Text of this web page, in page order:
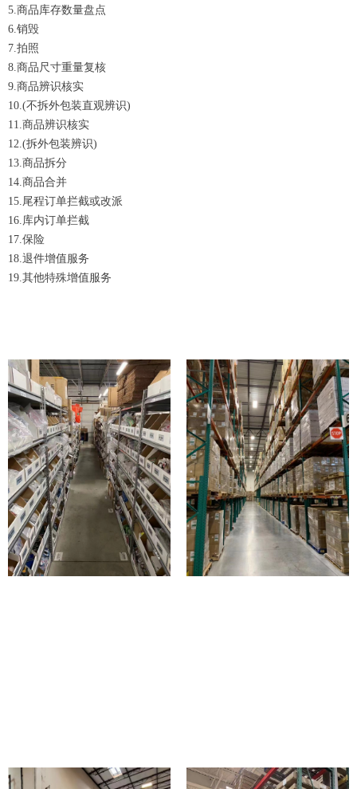
5.商品库存数量盘点
6.销毁
7.拍照
8.商品尺寸重量复核
9.商品辨识核实
10.(不拆外包装直观辨识)
11.商品辨识核实
12.(拆外包装辨识)
13.商品拆分
14.商品合并
15.尾程订单拦截或改派
16.库内订单拦截
17.保险
18.退件增值服务
19.其他特殊增值服务